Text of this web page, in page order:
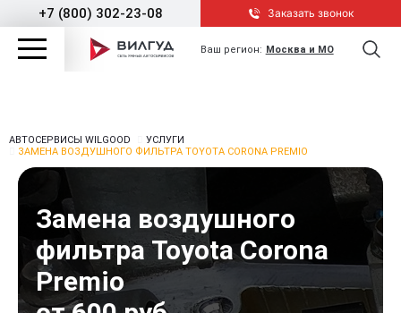
+7 (800) 302-23-08 Заказать звонок
Ваш регион: Москва и МО
АВТОСЕРВИСЫ WILGOOD
УСЛУГИ
ЗАМЕНА ВОЗДУШНОГО ФИЛЬТРА TOYOTA CORONA PREMIO
Замена воздушного
фильтра Toyota Corona
Premio